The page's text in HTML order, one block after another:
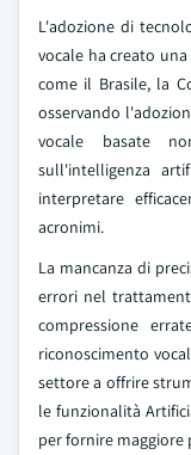
L'adozione di
vocale ha creato
come il Brasile, la
osservando
vocale basate
sull'intelligenza
interpretare
acronimi.
La mancanza di
errori nel
compressione
riconoscimento
settore a offrire
le funzionalità
per fornire maggiore